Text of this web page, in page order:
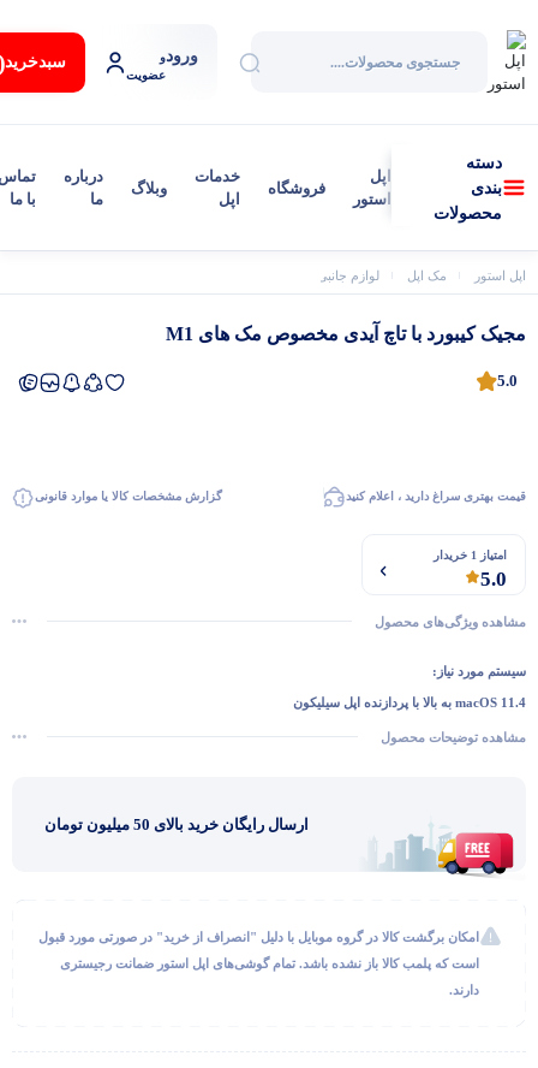
ورودو
عضویت
سبد‌خرید
دسته
بندی
محصولات
اپل
استور
فروشگاه
خدمات
اپل
وبلاگ
درباره
ما
با ما
اپل استور مک اپل لوازم جانبی مک
مجیک کیبورد با تاچ آیدی مخصوص مک‌ های M1
5.0
قیمت بهتری سراغ دارید ، اعلام کنید گزارش مشخصات کالا یا موارد قانونی
امتیاز 1 خریدار
5.0
مشاهده ویژگی‌های محصول
سیستم مورد نیاز:
macOS 11.4 به بالا با پردازنده اپل سیلیکون
مشاهده توضیحات محصول
ارسال رایگان خرید بالای 50 میلیون تومان
امکان برگشت کالا در گروه موبایل با دلیل "انصراف از خرید" در صورتی مورد قبول
است که پلمب کالا باز نشده باشد. تمام گوشی‌های اپل استور ضمانت رجیستری
دارند.
گفتگو با غرفه‌دار
در حال اتصال...